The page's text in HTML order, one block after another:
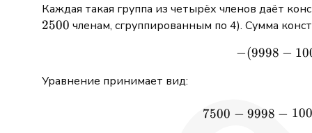
Каждая такая группа из четырёх членов даёт
2500 членам, сгруппированным по 4). Сумма
−(9998 −
Уравнение принимает вид:
7500 − 9998 −